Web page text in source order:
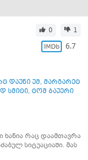
0 1
6.7
დაუნი უმ, მარგარეტ
სმიტი, ტომ ბაუერი
რაც დაამთავრა
სიტუაციაში. მას